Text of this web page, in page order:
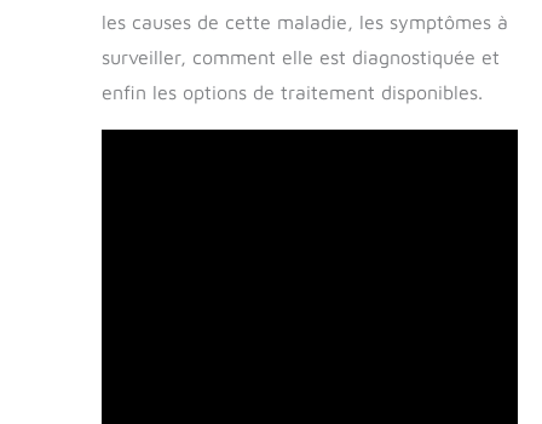
les causes de cette maladie, les symptômes à
surveiller, comment elle est diagnostiquée et
enfin les options de traitement disponibles.